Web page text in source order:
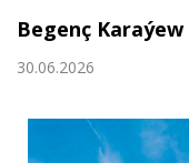
Begenç
30.06.2026